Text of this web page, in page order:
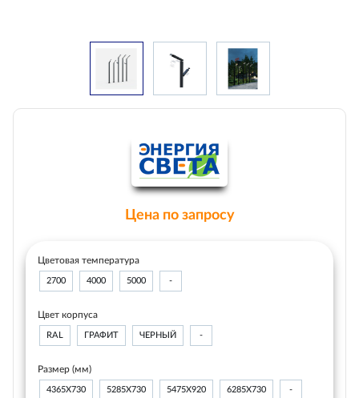
Цена по запросу
Цветовая температура
2700 4000 5000 -
Цвет корпуса
RAL ГРАФИТ ЧЕРНЫЙ -
Размер (мм)
4365Х730 5285Х730 5475Х920 6285Х730 -